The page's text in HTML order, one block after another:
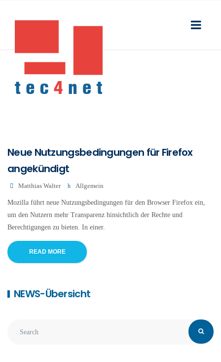
Neue Nutzungsbedingungen für Firefox
angekündigt
Matthias Walter Allgemein
Mozilla führt neue Nutzungsbedingungen für den Browser Firefox ein,
um den Nutzern mehr Transparenz hinsichtlich der Rechte und
Berechtigungen zu bieten. In einer.
READ MORE
NEWS-Übersicht